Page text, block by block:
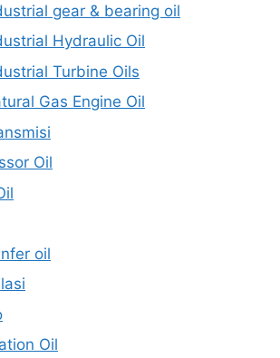
gear & bearing oil
Hydraulic Oil
Turbine Oils
Gas Engine Oil
Oil
oil
Oil